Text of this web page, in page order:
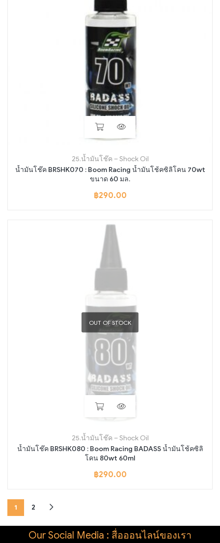
25.น้ำมันโช๊ค – Shock Oil
น้ำมันโช๊ค BRSHK070 : Boom Racing น้ำมันโช้คซิลิโคน 70wt
ขนาด 60 มล.
฿290.00
OUT OF STOCK
25.น้ำมันโช๊ค – Shock Oil
น้ำมันโช๊ค BRSHK080 : Boom Racing BADASS น้ำมันโช้คซิลิ
โคน 80wt 60ml
฿290.00
1 2
Our Social Media : สื่อออนไลน์ของเรา